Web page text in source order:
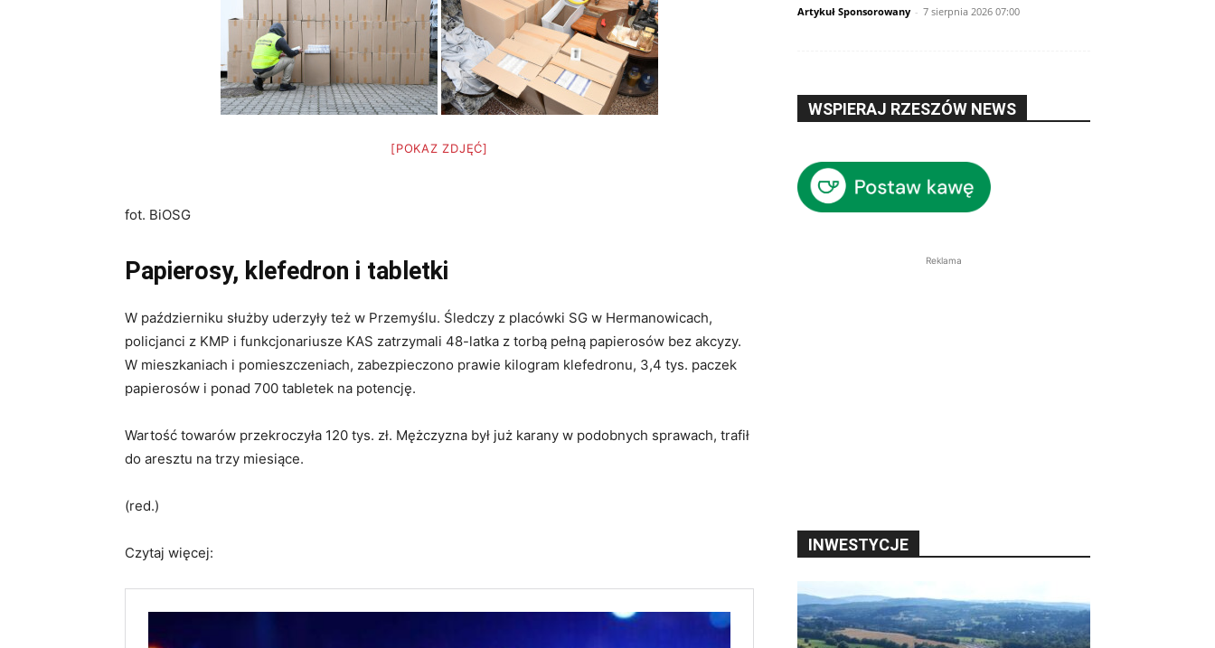
[POKAZ ZDJĘĆ]
fot. BiOSG
Papierosy, klefedron i tabletki
W październiku służby uderzyły też w Przemyślu. Śledczy z placówki SG w Hermanowicach,
policjanci z KMP i funkcjonariusze KAS zatrzymali 48-latka z torbą pełną papierosów bez akcyzy.
W mieszkaniach i pomieszczeniach, zabezpieczono prawie kilogram klefedronu, 3,4 tys. paczek
papierosów i ponad 700 tabletek na potencję.
Wartość towarów przekroczyła 120 tys. zł. Mężczyzna był już karany w podobnych sprawach, trafił
do aresztu na trzy miesiące.
(red.)
Czytaj więcej:
Artykuł Sponsorowany - 7 sierpnia 2026 07:00
WSPIERAJ RZESZÓW NEWS
Reklama
INWESTYCJE